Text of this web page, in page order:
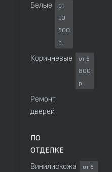
Белые
от
10
500
р.
Коричневые
от 5
800
р.
Ремонт
дверей
ПО
ОТДЕЛКЕ
Винилискожа
от 5